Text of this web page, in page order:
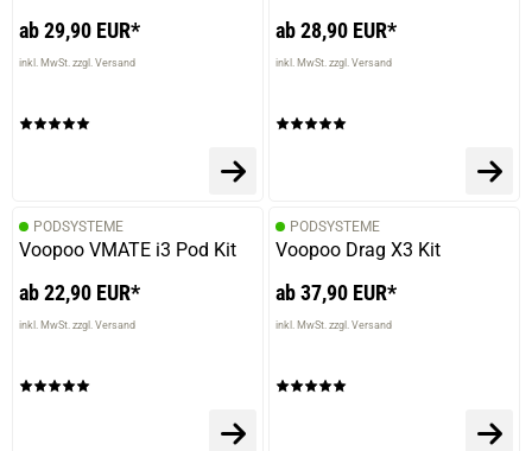
ab 29,90 EUR*
inkl. MwSt. zzgl. Versand
ab 28,90 EUR*
inkl. MwSt. zzgl. Versand
PODSYSTEME
Voopoo VMATE i3 Pod Kit
ab 22,90 EUR*
inkl. MwSt. zzgl. Versand
PODSYSTEME
Voopoo Drag X3 Kit
ab 37,90 EUR*
inkl. MwSt. zzgl. Versand